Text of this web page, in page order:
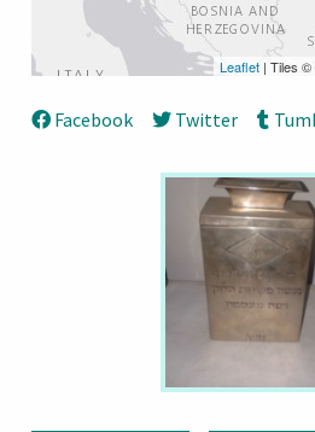
Leaflet | Tiles
Facebook Twitter